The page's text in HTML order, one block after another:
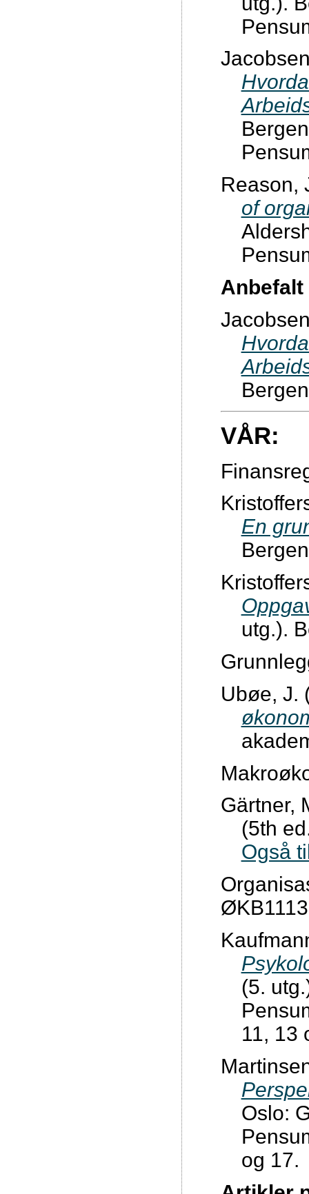
Reason,
of
VÅR:
En
utg.).
Ubøe, J.
Gärtner,
(5th
Også
ØKB1113
(5.
11, 13
Oslo:
og 17.